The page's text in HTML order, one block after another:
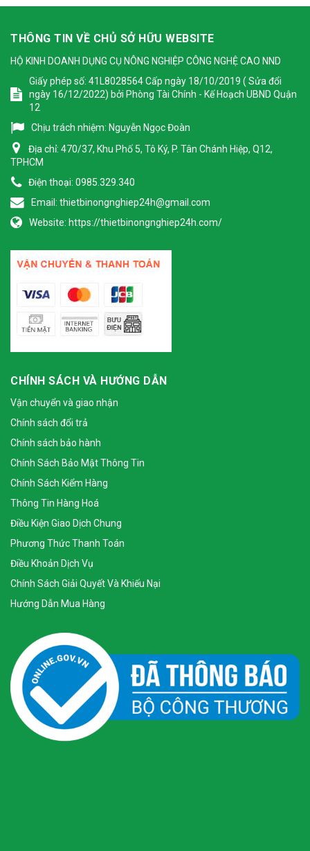
THÔNG TIN VỀ CHỦ SỞ HỮU WEBSITE
HỘ KINH DOANH DỤNG CỤ NÔNG NGHIỆP CÔNG NGHỆ CAO NND
Giấy phép số: 41L8028564 Cấp ngày 18/10/2019 ( Sửa đổi
ngày 16/12/2022) bởi Phòng Tài Chính - Kế Hoạch UBND Quận
12
Chịu trách nhiệm: Nguyễn Ngọc Đoàn
Địa chỉ: 470/37, Khu Phố 5, Tô Ký, P. Tân Chánh Hiệp, Q12,
TPHCM
Điện thoại: 0985.329.340
Email: thietbinongnghiep24h@gmail.com
Website: https://thietbinongnghiep24h.com/
CHÍNH SÁCH VÀ HƯỚNG DẪN
Vận chuyển và giao nhận
Chính sách đổi trả
Chính sách bảo hành
Chính Sách Bảo Mật Thông Tin
Chính Sách Kiểm Hàng
Thông Tin Hàng Hoá
Điều Kiện Giao Dịch Chung
Phương Thức Thanh Toán
Điều Khoản Dịch Vụ
Chính Sách Giải Quyết Và Khiếu Nại
Hướng Dẫn Mua Hàng